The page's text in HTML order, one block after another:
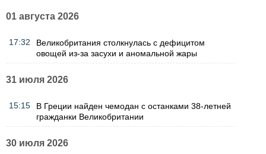
01 августа 2026
17:32
Великобритания столкнулась с дефицитом
овощей из-за засухи и аномальной жары
31 июля 2026
15:15
В Греции найден чемодан с останками 38-летней
гражданки Великобритании
30 июля 2026